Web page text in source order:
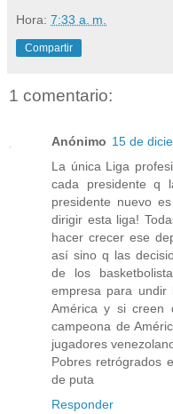
Hora: 7:33 a. m.
Compartir
1 comentario:
Anónimo 15 de
La única Liga
cada presidente q
presidente nuevo
dirigir esta liga!
hacer crecer ese
así sino q las
de los
empresa para undir
América y si creen
campeona de
jugadores
Pobres retrógrados
de puta
Responder